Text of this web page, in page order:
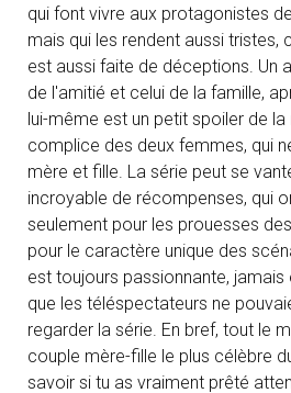
qui font vivre aux protagonistes
mais qui les rendent aussi tristes,
est aussi faite de déceptions. Un
de l'amitié et celui de la famille,
lui-même est un petit spoiler de
complice des deux femmes, qui
mère et fille. La série peut se
incroyable de récompenses, qui
seulement pour les prouesses
pour le caractère unique des
est toujours passionnante, jamais
que les téléspectateurs ne
regarder la série. En bref, tout le
couple mère-fille le plus célèbre
savoir si tu as vraiment prêté